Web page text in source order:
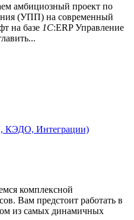
амбициозный проект по
(УПП) на современный
на базе 1С:ERP Управление
КЭДО, Интеграции)
комплексной
Вам предстоит работать в
из самых динамичных